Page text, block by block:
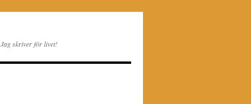
Jag skriver för livet!